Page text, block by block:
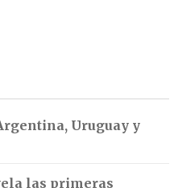
Uruguay y
las primeras